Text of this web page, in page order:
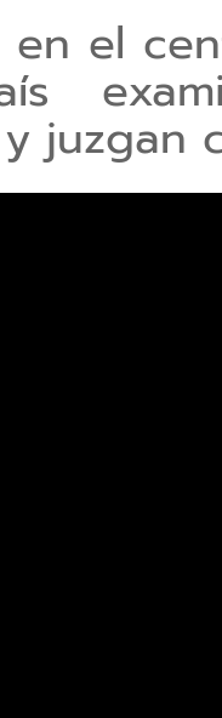
en el
juzgan